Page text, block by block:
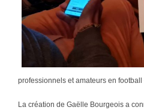
professionnels et amateurs en
La création de Gaëlle Bourgeois a